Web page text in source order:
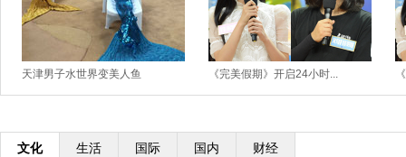
天津男子水世界变美人鱼 《完美假期》开启24小时...
文化 生活 国际 国内 财经